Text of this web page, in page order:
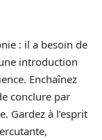
: il a besoin de
introduction
Enchaînez
conclure par
Gardez à l’esprit